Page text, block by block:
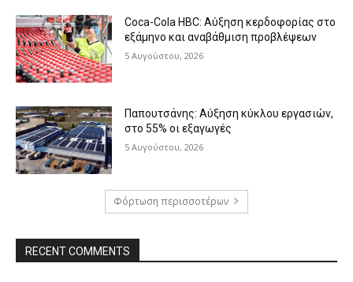
Coca-Cola HBC: Αύξηση κερδοφορίας στο
εξάμηνο και αναβάθμιση προβλέψεων
5 Αυγούστου, 2026
Παπουτσάνης: Αύξηση κύκλου εργασιών,
στο 55% οι εξαγωγές
5 Αυγούστου, 2026
Φόρτωση περισσοτέρων
RECENT COMMENTS